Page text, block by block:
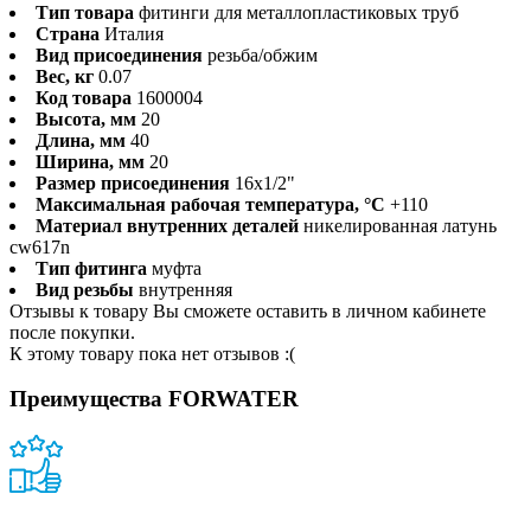
Тип товара фитинги для металлопластиковых труб
Страна Италия
Вид присоединения резьба/обжим
Вес, кг 0.07
Код товара 1600004
Высота, мм 20
Длина, мм 40
Ширина, мм 20
Размер присоединения 16x1/2"
Максимальная рабочая температура, °С +110
Материал внутренних деталей никелированная латунь
cw617n
Тип фитинга муфта
Вид резьбы внутренняя
Отзывы к товару Вы сможете оставить в личном кабинете
после покупки.
К этому товару пока нет отзывов :(
Преимущества FORWATER